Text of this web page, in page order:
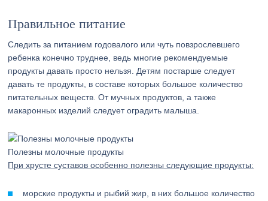
Правильное питание
Следить за питанием годовалого или чуть повзрослевшего
ребенка конечно труднее, ведь многие рекомендуемые
продукты давать просто нельзя. Детям постарше следует
давать те продукты, в составе которых большое количество
питательных веществ. От мучных продуктов, а также
макаронных изделий следует оградить малыша.
Полезны молочные продукты
При хрусте суставов особенно полезны следующие продукты:
морские продукты и рыбий жир, в них большое количество